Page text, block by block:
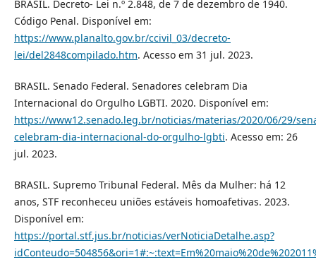
BRASIL. Decreto- Lei n.º 2.848, de 7 de dezembro de 1940.
Código Penal. Disponível em:
https://www.planalto.gov.br/ccivil_03/decreto-
lei/del2848compilado.htm. Acesso em 31 jul. 2023.
BRASIL. Senado Federal. Senadores celebram Dia
Internacional do Orgulho LGBTI. 2020. Disponível em:
https://www12.senado.leg.br/noticias/materias/2020/06/29/
celebram-dia-internacional-do-orgulho-lgbti. Acesso em: 26
jul. 2023.
BRASIL. Supremo Tribunal Federal. Mês da Mulher: há 12
anos, STF reconheceu uniões estáveis homoafetivas. 2023.
Disponível em:
https://portal.stf.jus.br/noticias/verNoticiaDetalhe.asp?